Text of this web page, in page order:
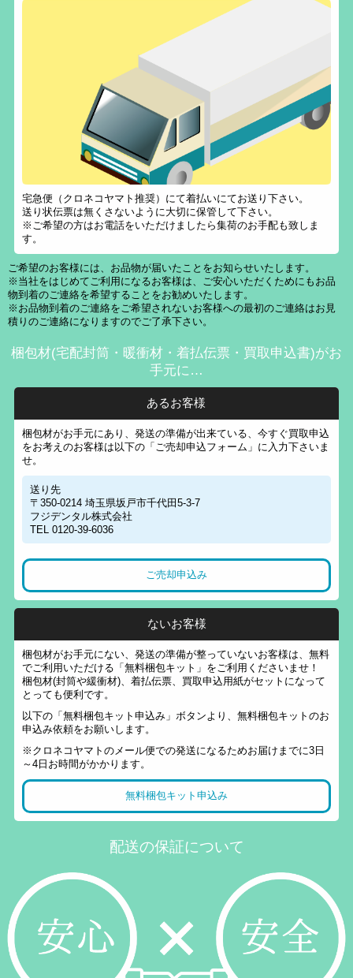
宅急便（クロネコヤマト推奨）にて着払いにてお送り下さい。
送り状伝票は無くさないように大切に保管して下さい。
※ご希望の方はお電話をいただけましたら集荷のお手配も致しま
す。
ご希望のお客様には、お品物が届いたことをお知らせいたします。
※当社をはじめてご利用になるお客様は、ご安心いただくためにもお品
物到着のご連絡を希望することをお勧めいたします。
※お品物到着のご連絡をご希望されないお客様への最初のご連絡はお見
積りのご連絡になりますのでご了承下さい。
梱包材(宅配封筒・暖衝材・着払伝票・買取申込書)がお
手元に…
あるお客様
梱包材がお手元にあり、発送の準備が出来ている、今すぐ買取申込
をお考えのお客様は以下の「ご売却申込フォーム」に入力下さいま
せ。
送り先
〒350-0214 埼玉県坂戸市千代田5-3-7
フジデンタル株式会社
TEL 0120-39-6036
ご売却申込み
ないお客様
梱包材がお手元にない、発送の準備が整っていないお客様は、無料
でご利用いただける「無料梱包キット」をご利用くださいませ！
梱包材(封筒や緩衝材)、着払伝票、買取申込用紙がセットになって
とっても便利です。
以下の「無料梱包キット申込み」ボタンより、無料梱包キットのお
申込み依頼をお願いします。
※クロネコヤマトのメール便での発送になるためお届けまでに3日
～4日お時間がかかります。
無料梱包キット申込み
配送の保証について